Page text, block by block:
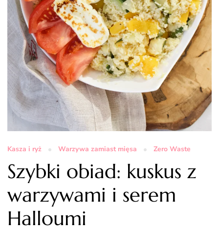
Kasza i ryż Warzywa zamiast mięsa Zero Waste
Szybki obiad: kuskus z
warzywami i serem
Halloumi